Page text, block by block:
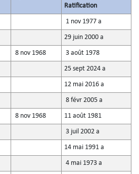
Ratification
1 nov 1977 a
29 juin 2000 a
8 nov 1968 3 août 1978
25 sept 2024 a
12 mai 2016 a
8 févr 2005 a
8 nov 1968 11 août 1981
3 juil 2002 a
14 mai 1991 a
4 mai 1973 a